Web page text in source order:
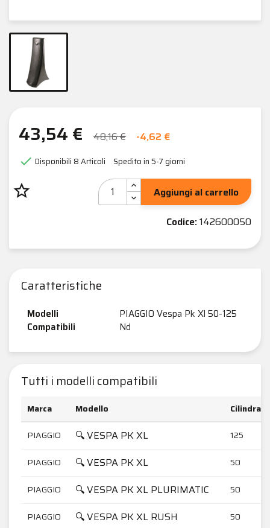
43,54 € 48,16 € -4,62 €
 Disponibili 8 Articoli Spedito in 5-7 giorni
star_border
Aggiungi al carrello
Codice:142600050
Caratteristiche
Modelli
Compatibili
PIAGGIO Vespa Pk Xl 50-125
Nd
Tutti i modelli compatibili
Marca Modello
Cilindrata
PIAGGIO
🔍 VESPA PK XL 125
PIAGGIO 🔍 VESPA PK XL 50
PIAGGIO 🔍 VESPA PK XL PLURIMATIC 50
PIAGGIO 🔍 VESPA PK XL RUSH 50